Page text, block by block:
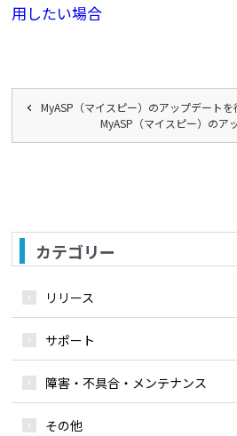
用したい場合
MyASP（マイスピー）のアップデートを
MyASP（マイスピー）のア
カテゴリー
リリース
サポート
障害・不具合・メンテナンス
その他